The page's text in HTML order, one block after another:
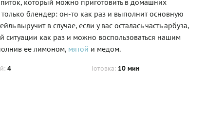
блендер: он-то как раз и выполнит основную
выручит в случае, если у вас осталась часть арбуза,
ситуации как раз и можно воспользоваться нашим
ее лимоном, мятой и медом.
4 Готовка: 10 мин